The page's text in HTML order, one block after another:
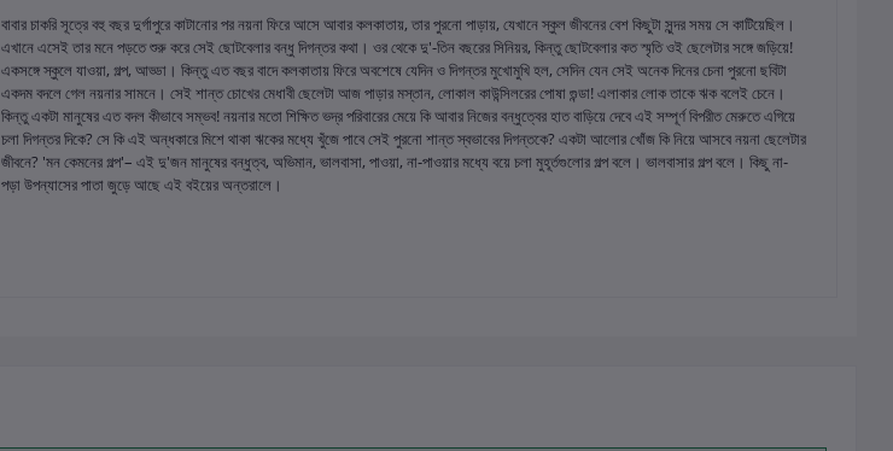
বাবার চাকরি সূত্রে বহু বছর দুর্গাপুরে কাটানোর পর নয়না ফিরে আসে আবার কলকাতায়, তার পুরনো পাড়ায়, যেখানে স্কুল জীবনের বেশ কিছুটা সুন্দর সময় সে কাটিয়েছিল।
এখানে এসেই তার মনে পড়তে শুরু করে সেই ছোটবেলার বন্ধু দিগন্তর কথা। ওর থেকে দু'-তিন বছরের সিনিয়র, কিন্তু ছোটবেলার কত স্মৃতি ওই ছেলেটার সঙ্গে জড়িয়ে!
একসঙ্গে স্কুলে যাওয়া, গল্প, আড্ডা। কিন্তু এত বছর বাদে কলকাতায় ফিরে অবশেষে যেদিন ও দিগন্তর মুখোমুখি হল, সেদিন যেন সেই অনেক দিনের চেনা পুরনো ছবিটা
একদম বদলে গেল নয়নার সামনে। সেই শান্ত চোখের মেধাবী ছেলেটা আজ পাড়ার মস্তান, লোকাল কাউন্সিলরের পোষা গুন্ডা! এলাকার লোক তাকে ঋক বলেই চেনে।
কিন্তু একটা মানুষের এত বদল কীভাবে সম্ভব! নয়নার মতো শিক্ষিত ভদ্র পরিবারের মেয়ে কি আবার নিজের বন্ধুত্বের হাত বাড়িয়ে দেবে এই সম্পূর্ণ বিপরীত মেরুতে এগিয়ে
চলা দিগন্তর দিকে? সে কি এই অন্ধকারে মিশে থাকা ঋকের মধ্যে খুঁজে পাবে সেই পুরনো শান্ত স্বভাবের দিগন্তকে? একটা আলোর খোঁজ কি নিয়ে আসবে নয়না ছেলেটার
জীবনে? 'মন কেমনের গল্প'– এই দু'জন মানুষের বন্ধুত্ব, অভিমান, ভালবাসা, পাওয়া, না-পাওয়ার মধ্যে বয়ে চলা মুহূর্তগুলোর গল্প বলে। ভালবাসার গল্প বলে। কিছু না-
পড়া উপন্যাসের পাতা জুড়ে আছে এই বইয়ের অন্তরালে।